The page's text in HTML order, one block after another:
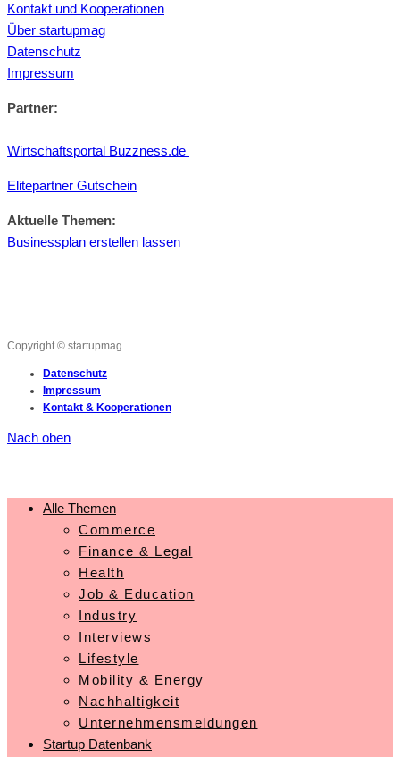
Kontakt und Kooperationen
Über startupmag
Datenschutz
Impressum
Partner:
Wirtschaftsportal Buzzness.de
Elitepartner Gutschein
Aktuelle Themen:
Businessplan erstellen lassen
Copyright © startupmag
Datenschutz
Impressum
Kontakt & Kooperationen
Nach oben
Alle Themen
Commerce
Finance & Legal
Health
Job & Education
Industry
Interviews
Lifestyle
Mobility & Energy
Nachhaltigkeit
Unternehmensmeldungen
Startup Datenbank